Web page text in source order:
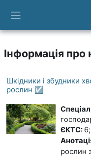
Інформація про
Шкідники і збудники
рослин ☑️
ЄКТС:
рослин